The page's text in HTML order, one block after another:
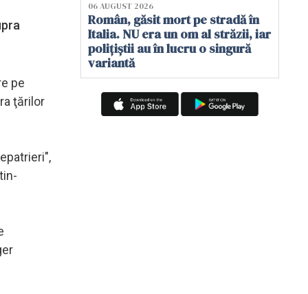
pe
ţărilor
06 AUGUST 2026
Român, găsit mort pe stradă în
Italia. NU era un om al străzii, iar
polițiștii au în lucru o singură
variantă